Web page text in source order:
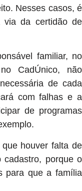
Nesses casos, é
via da certidão de
familiar, no
CadÚnico, não
de cada
com falhas e a
de programas
houver falta de
cadastro, porque o
para que a família